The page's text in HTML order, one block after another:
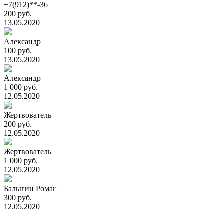
+7(912)**-36
200 руб.
13.05.2020
Александр
100 руб.
13.05.2020
Александр
1 000 руб.
12.05.2020
Жертвователь
200 руб.
12.05.2020
Жертвователь
1 000 руб.
12.05.2020
Балыгин Роман
300 руб.
12.05.2020